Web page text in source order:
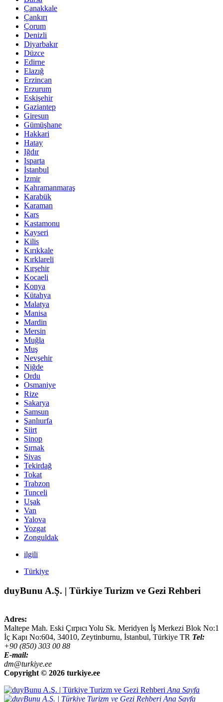
Çanakkale
Çankırı
Çorum
Denizli
Diyarbakır
Düzce
Edirne
Elazığ
Erzincan
Erzurum
Eskişehir
Gaziantep
Giresun
Gümüşhane
Hakkari
Hatay
Iğdır
Isparta
İstanbul
İzmir
Kahramanmaraş
Karabük
Karaman
Kars
Kastamonu
Kayseri
Kilis
Kırıkkale
Kırklareli
Kırşehir
Kocaeli
Konya
Kütahya
Malatya
Manisa
Mardin
Mersin
Muğla
Muş
Nevşehir
Niğde
Ordu
Osmaniye
Rize
Sakarya
Samsun
Şanlıurfa
Siirt
Sinop
Şırnak
Sivas
Tekirdağ
Tokat
Trabzon
Tunceli
Uşak
Van
Yalova
Yozgat
Zonguldak
ilgili
Türkiye
duyBunu A.Ş. | Türkiye Turizm ve Gezi Rehberi
Adres:
Maltepe Mah. Eski Çırpıcı Yolu Sk. Meridyen İş Merkezi Blok No:1
İç Kapı No:604, 34010, Zeytinburnu, İstanbul, Türkiye TR Tel:
+90 (850) 303 00 88
E-mail:
dm@turkiye.ee
Copyright © 2026 turkiye.ee
Ana Sayfa
Ana Sayfa